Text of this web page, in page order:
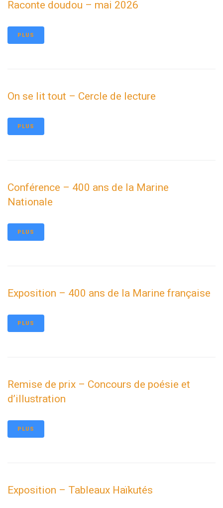
Raconte doudou – mai 2026
PLUS
On se lit tout – Cercle de lecture
PLUS
Conférence – 400 ans de la Marine
Nationale
PLUS
Exposition – 400 ans de la Marine française
PLUS
Remise de prix – Concours de poésie et
d’illustration
PLUS
Exposition – Tableaux Haïkutés